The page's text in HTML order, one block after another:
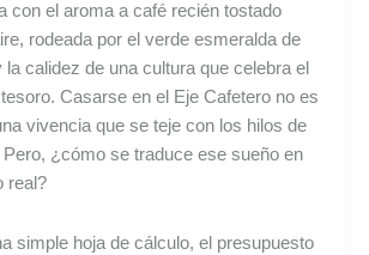
con el aroma a café recién tostado
rodeada por el verde esmeralda de
la calidez de una cultura que celebra el
Casarse en el Eje Cafetero no es
vivencia que se teje con los hilos de
Pero, ¿cómo se traduce ese sueño en
real?
simple hoja de cálculo, el presupuesto